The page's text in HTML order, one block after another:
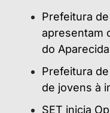
Prefeitura
apresentam
do
Prefeitura
de jovens à
SET inicia